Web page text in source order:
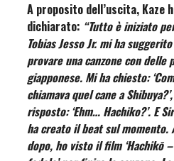
A proposito dell’uscita, Kaze
dichiarato: “Tutto è iniziato
Tobias Jesso Jr. mi ha
provare una canzone con delle
giapponese. Mi ha chiesto:
chiamava quel cane a
risposto: ‘Ehm… Hachiko?’. E
ha creato il beat sul momento.
dopo, ho visto il film ‘Hachikō